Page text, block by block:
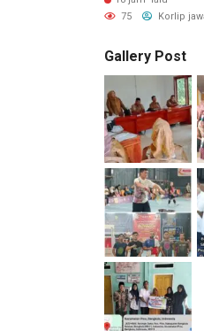
75
Korlip
Gallery Post